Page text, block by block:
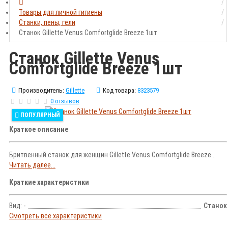
Товары для личной гигиены
Станки, пены, гели
Станок Gillette Venus Comfortglide Breeze 1шт
Станок Gillette Venus
Comfortglide Breeze 1шт
Производитель: Gillette Код товара: 8323579
0 отзывов
ПОПУЛЯРНЫЙ
Краткое описание
Бритвенный станок для женщин Gillette Venus Comfortglide Breeze...
Читать далее...
Краткие характеристики
Вид: -
Станок
Смотреть все характеристики